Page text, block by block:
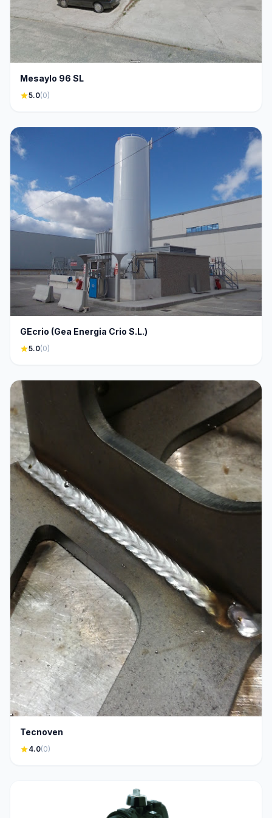
Mesaylo 96 SL
star5.0(0)
GEcrio (Gea Energia Crio S.L.)
star5.0(0)
Tecnoven
star4.0(0)